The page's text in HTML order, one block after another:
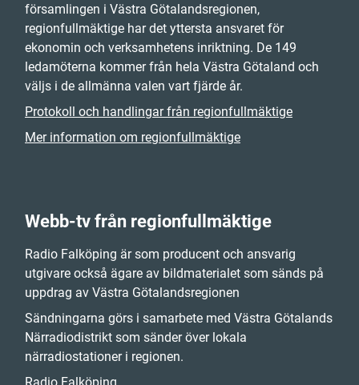
församlingen i Västra Götalandsregionen,
regionfullmäktige har det yttersta ansvaret för
ekonomin och verksamhetens inriktning. De 149
ledamöterna kommer från hela Västra Götaland och
väljs i de allmänna valen vart fjärde år.
Protokoll och handlingar från regionfullmäktige
Mer information om regionfullmäktige
Webb-tv från regionfullmäktige
Radio Falköping är som producent och ansvarig
utgivare också ägare av bildmaterialet som sänds på
uppdrag av Västra Götalandsregionen
Sändningarna görs i samarbete med Västra Götalands
Närradiodistrikt som sänder över lokala
närradiostationer i regionen.